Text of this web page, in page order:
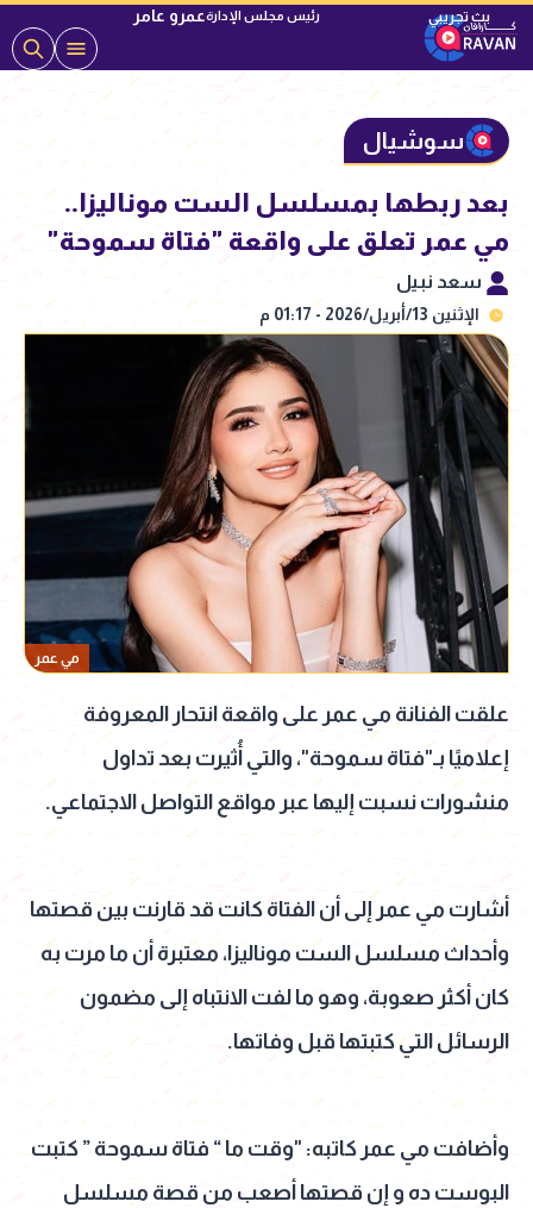
رئيس مجلس الإدارةعمرو عامر
سوشيال
بعد ربطها بمسلسل الست موناليزا..
مي عمر تعلق على واقعة "فتاة سموحة"
سعد نبيل
الإثنين 13/أبريل/2026 - 01:17 م
مي عمر
علقت الفنانة مي عمر على واقعة انتحار المعروفة
إعلاميًا بـ"فتاة سموحة"، والتي أُثيرت بعد تداول
منشورات نسبت إليها عبر مواقع التواصل الاجتماعي.
أشارت مي عمر إلى أن الفتاة كانت قد قارنت بين قصتها
وأحداث مسلسل الست موناليزا، معتبرة أن ما مرت به
كان أكثر صعوبة، وهو ما لفت الانتباه إلى مضمون
الرسائل التي كتبتها قبل وفاتها.
وأضافت مي عمر كاتبه: "وقت ما “ فتاة سموحة ” كتبت
البوست ده و إن قصتها أصعب من قصة مسلسل